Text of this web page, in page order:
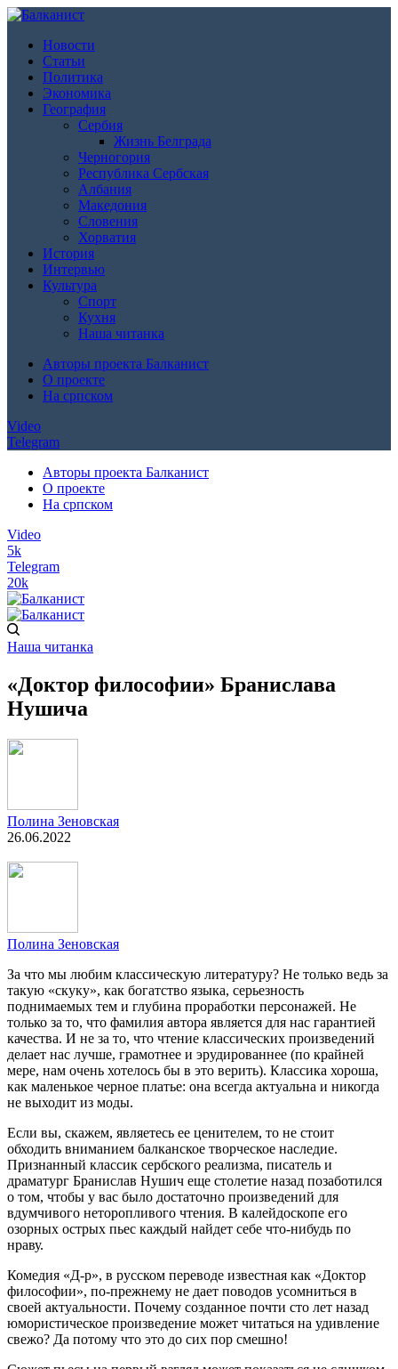
Новости
Статьи
Политика
Экономика
География
Сербия
Жизнь Белграда
Черногория
Республика Сербская
Албания
Македония
Словения
Хорватия
История
Интервью
Культура
Спорт
Кухня
Наша читанка
Авторы проекта Балканист
О проекте
На српском
Video
Telegram
Авторы проекта Балканист
О проекте
На српском
Video
5k
Telegram
20k
Наша читанка
«Доктор философии» Бранислава
Нушича
Полина Зеновская
26.06.2022
Полина Зеновская
За что мы любим классическую литературу? Не только ведь за
такую «скуку», как богатство языка, серьезность
поднимаемых тем и глубина проработки персонажей. Не
только за то, что фамилия автора является для нас гарантией
качества. И не за то, что чтение классических произведений
делает нас лучше, грамотнее и эрудированнее (по крайней
мере, нам очень хотелось бы в это верить). Классика хороша,
как маленькое черное платье: она всегда актуальна и никогда
не выходит из моды.
Если вы, скажем, являетесь ее ценителем, то не стоит
обходить вниманием балканское творческое наследие.
Признанный классик сербского реализма, писатель и
драматург Бранислав Нушич еще столетие назад позаботился
о том, чтобы у вас было достаточно произведений для
вдумчивого неторопливого чтения. В калейдоскопе его
озорных острых пьес каждый найдет себе что-нибудь по
нраву.
Комедия «Д-р», в русском переводе известная как «Доктор
философии», по-прежнему не дает поводов усомниться в
своей актуальности. Почему созданное почти сто лет назад
юмористическое произведение может читаться на удивление
свежо? Да потому что это до сих пор смешно!